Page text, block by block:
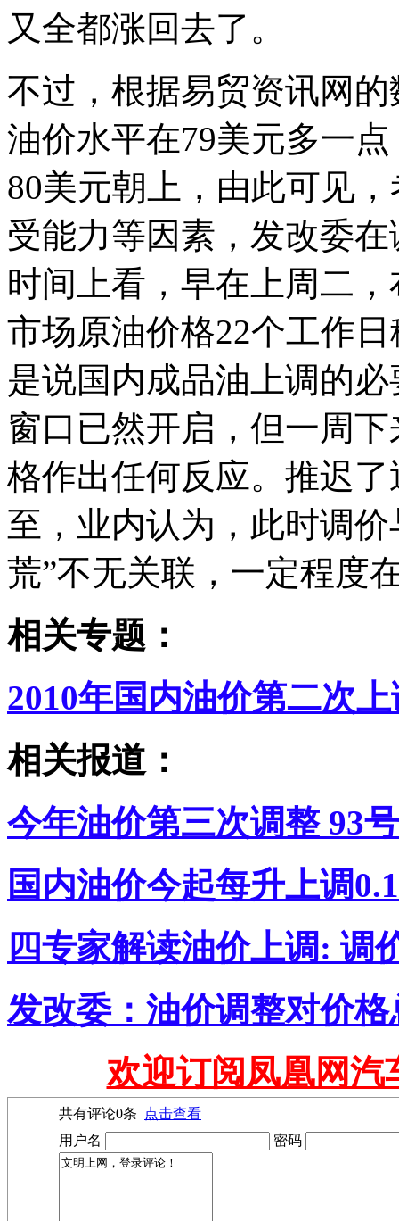
又全都涨回去了。
不过，根据易贸资讯网
油价水平在79美元多一
80美元朝上，由此可见
受能力等因素，发改委
时间上看，早在上周二
市场原油价格22个工作
是说国内成品油上调的
窗口已然开启，但一周
格作出任何反应。推迟
至，业内认为，此时调
荒”不无关联，一定程度
相关专题：
2010年国内油价第二次
相关报道：
今年油价第三次调整 93
国内油价今起每升上调
四专家解读油价上调: 调
发改委：油价调整对价
欢迎订阅凤凰网汽
共有评论0条
点击查看
用户名
密码